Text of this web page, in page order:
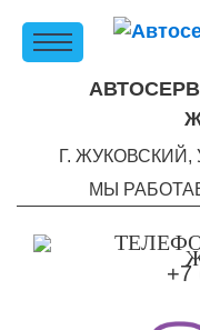
Г. ЖУКОВСКИЙ,
МЫ
+7